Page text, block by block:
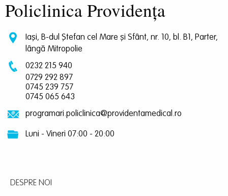
Policlinica Providența
Iași, B-dul Ștefan cel Mare și Sfânt, nr. 10, bl. B1, Parter,
lângă Mitropolie
0232 215 940
0729 292 897
0745 239 757
0745 065 643
programari.policlinica@providentamedical.ro
Luni - Vineri 07:00 - 20:00
DESPRE NOI